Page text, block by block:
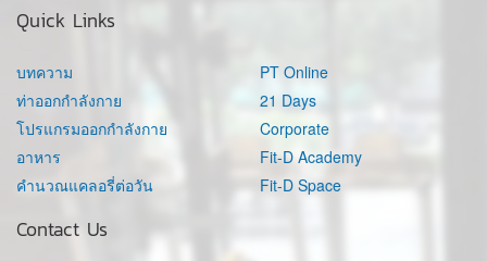
Quick Links
บทความ
ท่าออกกำลังกาย
โปรแกรมออกกำลังกาย
อาหาร
คำนวณแคลอรี่ต่อวัน
PT Online
21 Days
Corporate
Fit-D Academy
Fit-D Space
Contact Us